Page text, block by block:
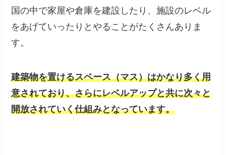
国の中で家屋や倉庫を建設したり、施設のレベル
をあげていったりとやることがたくさんありま
す。
建築物を置けるスペース（マス）はかなり多く用
意されており、さらにレベルアップと共に次々と
開放されていく仕組みとなっています。